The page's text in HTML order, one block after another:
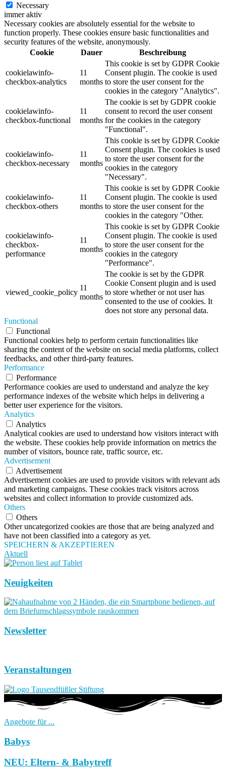
Necessary
immer aktiv
Necessary cookies are absolutely essential for the website to
function properly. These cookies ensure basic functionalities and
security features of the website, anonymously.
Cookie
Dauer Beschreibung
cookielawinfo-
checkbox-analytics
11
months
This cookie is set by GDPR Cookie
Consent plugin. The cookie is used
to store the user consent for the
cookies in the category "Analytics".
cookielawinfo-
checkbox-functional
11
months
The cookie is set by GDPR cookie
consent to record the user consent
for the cookies in the category
"Functional".
cookielawinfo-
checkbox-necessary
11
months
This cookie is set by GDPR Cookie
Consent plugin. The cookies is used
to store the user consent for the
cookies in the category
"Necessary".
cookielawinfo-
checkbox-others
11
months
This cookie is set by GDPR Cookie
Consent plugin. The cookie is used
to store the user consent for the
cookies in the category "Other.
cookielawinfo-
checkbox-
performance
11
months
This cookie is set by GDPR Cookie
Consent plugin. The cookie is used
to store the user consent for the
cookies in the category
"Performance".
viewed_cookie_policy
11
months
The cookie is set by the GDPR
Cookie Consent plugin and is used
to store whether or not user has
consented to the use of cookies. It
does not store any personal data.
Functional
Functional
Functional cookies help to perform certain functionalities like
sharing the content of the website on social media platforms, collect
feedbacks, and other third-party features.
Performance
Performance
Performance cookies are used to understand and analyze the key
performance indexes of the website which helps in delivering a
better user experience for the visitors.
Analytics
Analytics
Analytical cookies are used to understand how visitors interact with
the website. These cookies help provide information on metrics the
number of visitors, bounce rate, traffic source, etc.
Advertisement
Advertisement
Advertisement cookies are used to provide visitors with relevant ads
and marketing campaigns. These cookies track visitors across
websites and collect information to provide customized ads.
Others
Others
Other uncategorized cookies are those that are being analyzed and
have not been classified into a category as yet.
SPEICHERN & AKZEPTIEREN
Aktuell
Neuigkeiten
Newsletter
Veranstaltungen
Angebote für ...
Babys
NEU: Eltern- & Babytreff